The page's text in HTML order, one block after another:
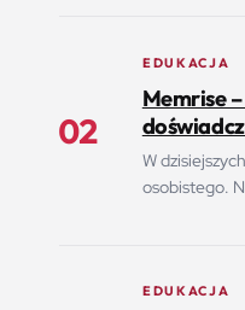
02
EDUKACJA
Memrise
W
osobistego.
EDUKACJA